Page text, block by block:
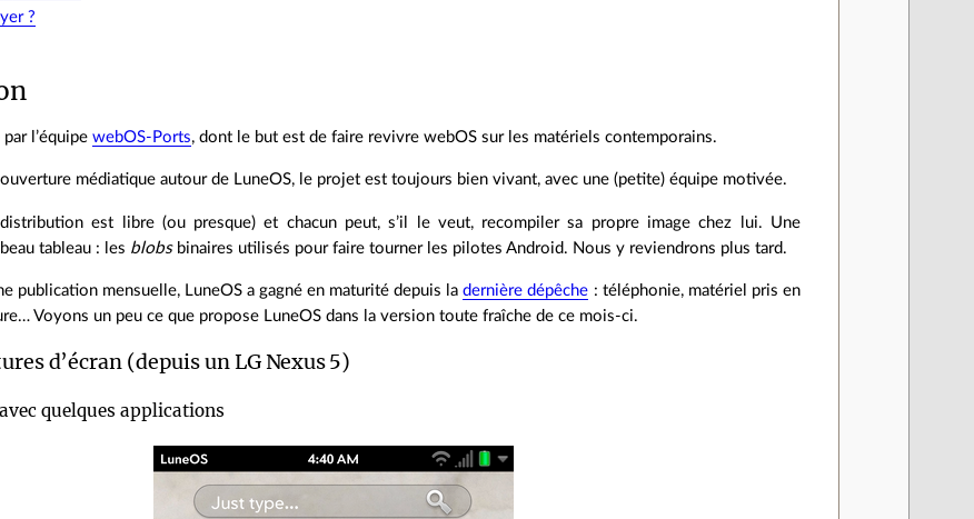
?
l’équipewebOS-Ports, dont le but est de faire revivre webOS sur les matériels contemporains.
médiatique autour de LuneOS, le projet est toujours bien vivant, avec une (petite) équipe motivée.
distribution est libre (ou presque) et chacun peut, s’il le veut, recompiler sa propre image chez lui. Une
tableau : les blobsbinaires utilisés pour faire tourner les pilotes Android. Nous y reviendrons plus tard.
publication mensuelle, LuneOS a gagné en maturité depuis ladernière dépêche : téléphonie, matériel pris en
Voyons un peu ce que propose LuneOS dans la version toute fraîche de ce mois‐ci.
d’écran (depuis un LG Nexus 5)
quelques applications